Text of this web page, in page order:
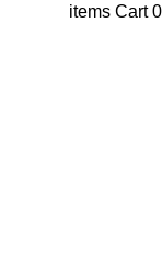
0
items Cart